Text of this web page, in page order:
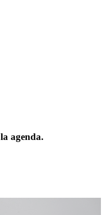
agenda.